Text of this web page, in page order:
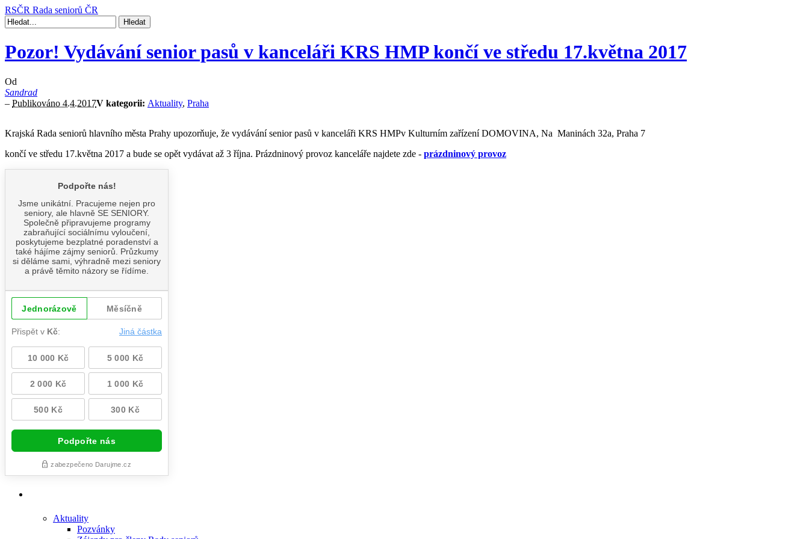
RSČR Rada seniorů ČR
Pozor! Vydávání senior pasů v kanceláři KRS HMP končí ve středu 17.května 2017
Od
Sandrad
– Publikováno 4.4.2017V kategorii: Aktuality, Praha
Krajská Rada seniorů hlavního města Prahy upozorňuje, že vydávání senior pasů v kanceláři KRS HMPv Kulturním zařízení DOMOVINA, Na Maninách 32a, Praha 7
končí ve středu 17.května 2017 a bude se opět vydávat až 3 října. Prázdninový provoz kanceláře najdete zde - prázdninový provoz
Aktuality
Pozvánky